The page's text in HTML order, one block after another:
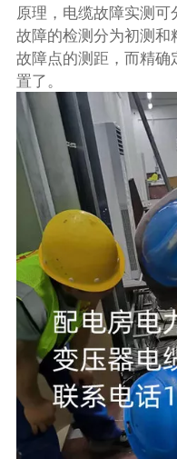
原理，电缆故障实测
故障的检测分为初测
故障点的测距，而精确
置了。